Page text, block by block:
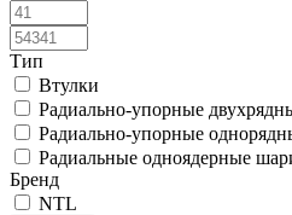
Тип
Втулки
Радиально-упорные
Радиально-упорные
Радиальные одноядерные
Бренд
NTL